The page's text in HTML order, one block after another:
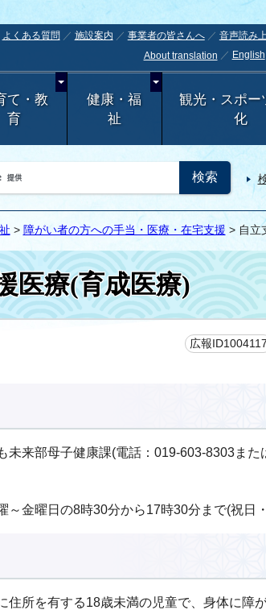
よくある質問 施設案内 事業者の皆さんへ 音声読み
About translation
English
て・教
育
健康・福
祉
観光・スポー
化
> 障がい者の方への手当・医療・在宅支援 > 自立
医療(育成医療)
広報ID1004117
未来部母子健康課(電話：019-603-8303また
～金曜日の8時30分から17時30分まで(祝日
住所を有する18歳未満の児童で、身体に障